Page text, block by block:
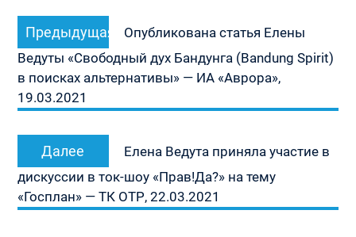
по
записям
Предыдущая
Предыдущая
запись:
Опубликована статья Елены
Ведуты «Свободный дух Бандунга (Bandung Spirit)
в поисках альтернативы» — ИА «Аврора»,
19.03.2021
Далее
запись:
Елена Ведута приняла участие в
дискуссии в ток-шоу «Прав!Да?» на тему
«Госплан» — ТК ОТР, 22.03.2021